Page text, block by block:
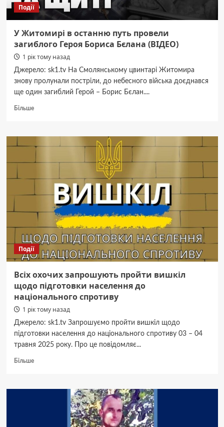
Події
У Житомирі в останню путь провели
загиблого Героя Бориса Бєлана (ВІДЕО)
1 рік тому назад
Джерело: sk1.tv На Смолянському цвинтарі Житомира
знову пролунали постріли, до небесного війська доєднався
ще один загиблий Герой – Борис Бєлан....
БільшеДокладніше
Житомирі
в
путь
загиблого
Героя
Бєлана
(ВІДЕО)
Події
Всіх охочих запрошують пройти вишкіл
щодо підготовки населення до
національного спротиву
1 рік тому назад
Джерело: sk1.tv Запрошуємо пройти вишкіл щодо
підготовки населення до національного спротиву 03 – 04
травня 2025 року. Про це повідомляє...
БільшеДокладніше
охочих